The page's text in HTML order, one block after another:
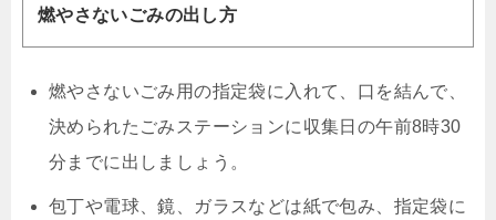
燃やさないごみの出し方
燃やさないごみ用の指定袋に入れて、口を結んで、
決められたごみステーションに収集日の午前8時30
分までに出しましょう。
包丁や電球、鏡、ガラスなどは紙で包み、指定袋に